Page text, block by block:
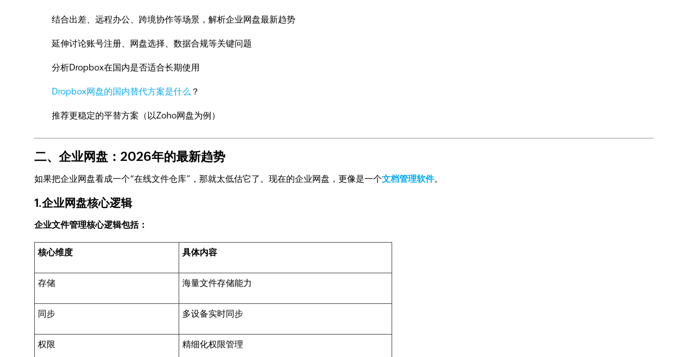
结合出差、远程办公、跨境协作等场景，解析企业网盘最新趋势
延伸讨论账号注册、网盘选择、数据合规等关键问题
分析Dropbox在国内是否适合长期使用
Dropbox网盘的国内替代方案是什么 ？
推荐更稳定的平替方案（以Zoho网盘为例）
二、企业网盘：2026年的最新趋势
如果把企业网盘看成一个“在线文件仓库”，那就太低估它了。现在的企业网盘，更像是一个文档管理软件。
1.企业网盘核心逻辑
企业文件管理核心逻辑包括：
核心维度 具体内容
存储 海量文件存储能力
同步 多设备实时同步
权限 精细化权限管理